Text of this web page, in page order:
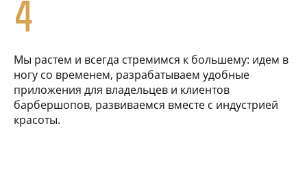
4
Мы растем и всегда стремимся к большему: идем в
ногу со временем, разрабатываем удобные
приложения для владельцев и клиентов
барбершопов, развиваемся вместе с индустрией
красоты.